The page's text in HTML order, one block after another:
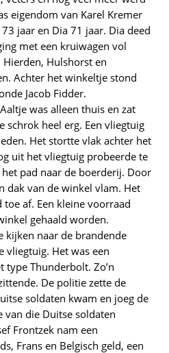
eigendom van Karel Kremer
jaar en Dia 71 jaar. Dia deed
met een kruiwagen vol
Hulshorst en
Achter het winkeltje stond
Jacob Fidder.
was alleen thuis en zat
schrok heel erg. Een vliegtuig
Het stortte vlak achter het
uit het vliegtuig probeerde te
pad naar de boerderij. Door
dak van de winkel vlam. Het
af. Een kleine voorraad
gehaald worden.
kijken naar de brandende
vliegtuig. Het was een
type Thunderbolt. Zo’n
De politie zette de
soldaten kwam en joeg de
van die Duitse soldaten
Frontzek nam een
Frans en Belgisch geld, een